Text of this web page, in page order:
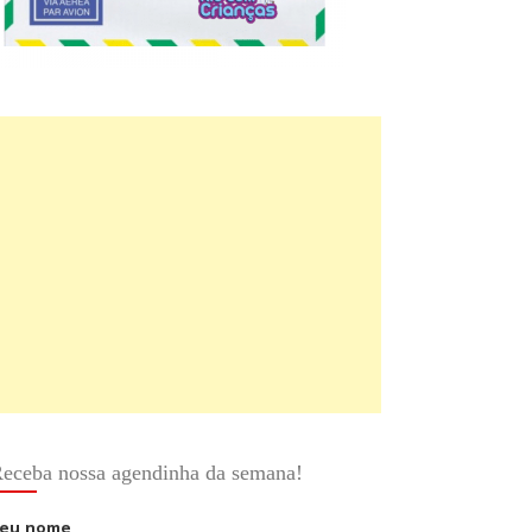
nossa agendinha da semana!